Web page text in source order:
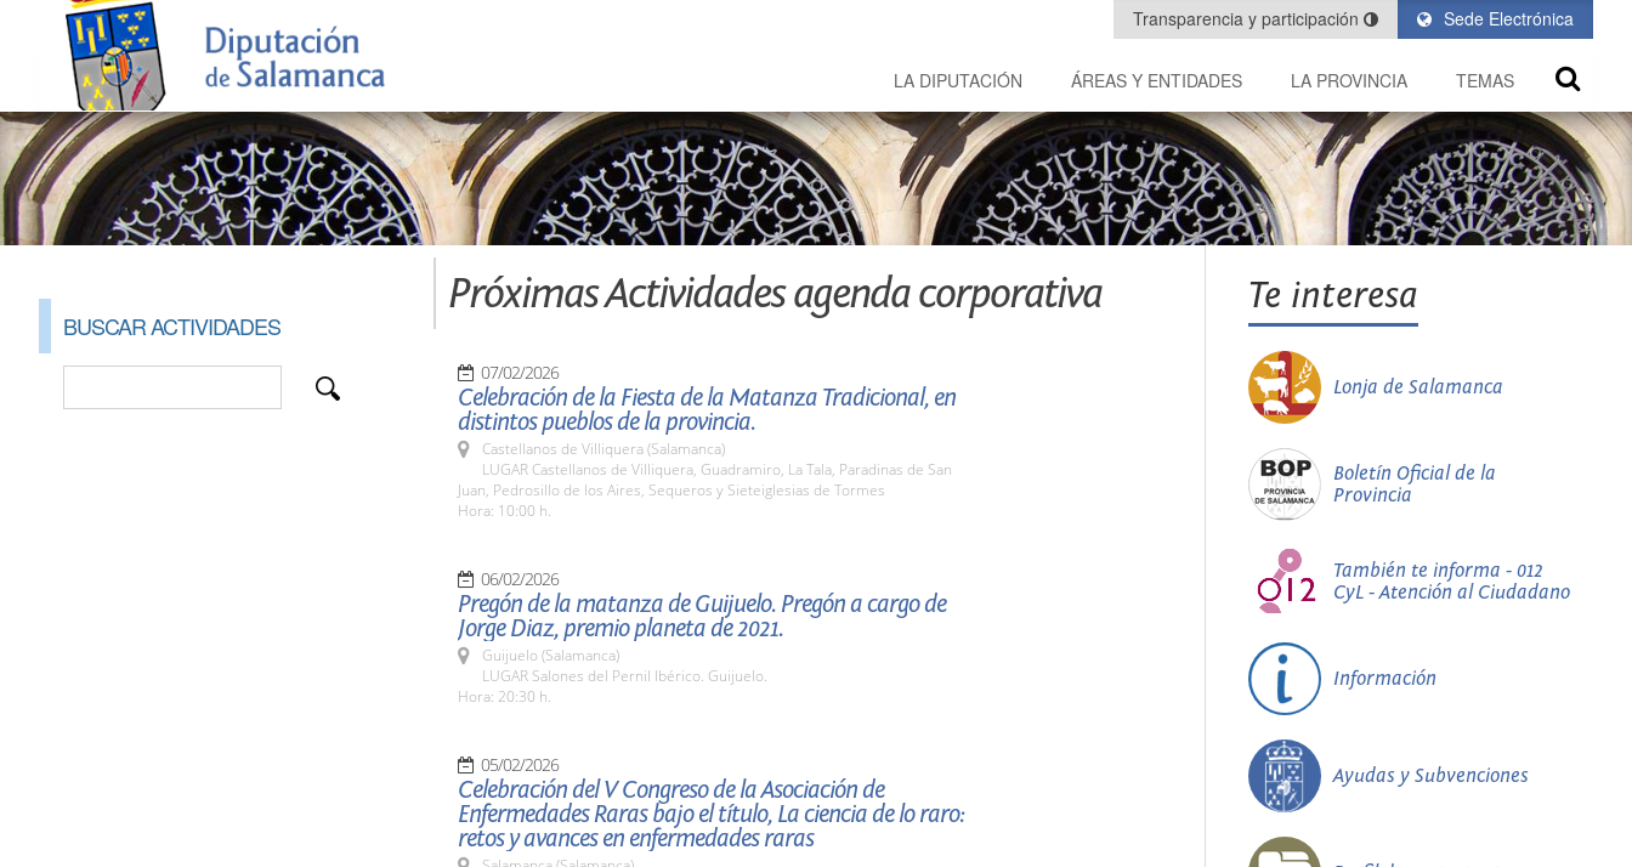
Sede Electrónica
Transparencia y participación
LA DIPUTACIÓN ÁREAS Y ENTIDADES LA PROVINCIA TEMAS
BUSCAR ACTIVIDADES
Próximas Actividades agenda corporativa
07/02/2026
Celebración de la Fiesta de la Matanza Tradicional, en
distintos pueblos de la provincia.
Castellanos de Villiquera (Salamanca)
LUGAR Castellanos de Villiquera, Guadramiro, La Tala, Paradinas de San
Juan, Pedrosillo de los Aires, Sequeros y Sieteiglesias de Tormes
Hora: 10:00 h.
06/02/2026
Pregón de la matanza de Guijuelo. Pregón a cargo de
Jorge Diaz, premio planeta de 2021.
Guijuelo (Salamanca)
LUGAR Salones del Pernil Ibérico. Guijuelo.
Hora: 20:30 h.
05/02/2026
Celebración del V Congreso de la Asociación de
Enfermedades Raras bajo el título, La ciencia de lo raro:
retos y avances en enfermedades raras
Te interesa
Lonja de Salamanca
Boletín Oficial de la
Provincia
También te informa - 012
CyL - Atención al Ciudadano
Información
Ayudas y Subvenciones